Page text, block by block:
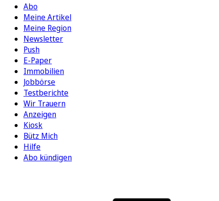
Abo
Meine Artikel
Meine Region
Newsletter
Push
E-Paper
Immobilien
Jobbörse
Testberichte
Wir Trauern
Anzeigen
Kiosk
Bütz Mich
Hilfe
Abo kündigen